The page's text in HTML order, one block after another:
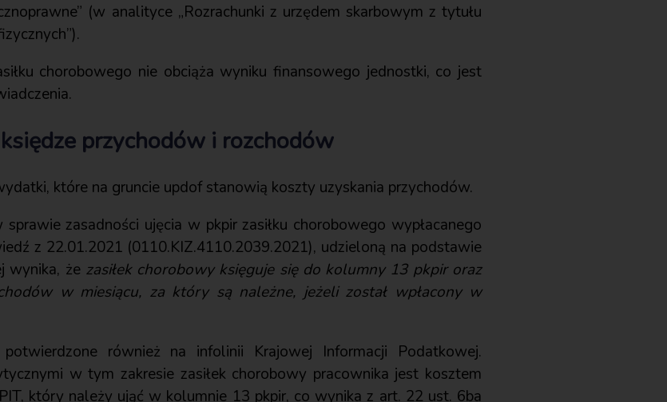
(w analityce „Rozrachunki z urzędem skarbowym z tytułu
chorobowego nie obciąża wyniku finansowego jednostki, co jest
przychodów i rozchodów
które na gruncie updof stanowią koszty uzyskania przychodów.
zasadności ujęcia w pkpir zasiłku chorobowego wypłacanego
z 22.01.2021 (0110.KIZ.4110.2039.2021), udzieloną na podstawie
wynika, że zasiłek chorobowy księguje się do kolumny 13 pkpir oraz
w miesiącu, za który są należne, jeżeli został wpłacony w
również na infolinii Krajowej Informacji Podatkowej.
w tym zakresie zasiłek chorobowy pracownika jest kosztem
który należy ująć w kolumnie 13 pkpir, co wynika z art. 22 ust. 6ba